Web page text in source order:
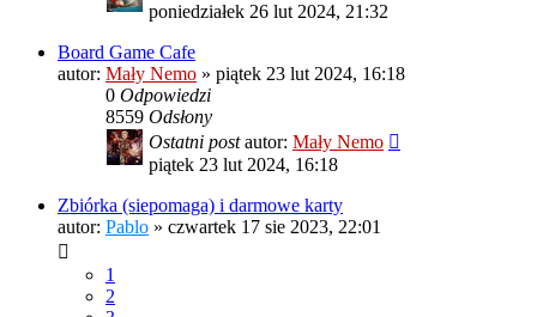
poniedziałek 26 lut 2024, 21:32
Board Game Cafe
autor: Mały Nemo » piątek 23 lut 2024, 16:18
0 Odpowiedzi
8559 Odsłony
Ostatni postautor: Mały Nemo
piątek 23 lut 2024, 16:18
Zbiórka (siepomaga) i darmowe karty
autor: Pablo » czwartek 17 sie 2023, 22:01
1
2